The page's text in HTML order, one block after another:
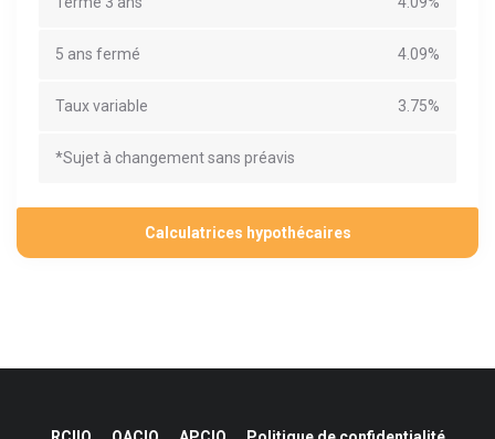
5 ans fermé 4.09%
Taux variable 3.75%
*Sujet à changement sans préavis
Calculatrices hypothécaires